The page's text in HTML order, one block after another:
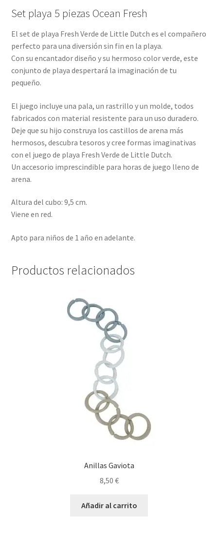
Set playa 5 piezas Ocean Fresh
El set de playa Fresh Verde de Little Dutch es el compañero
perfecto para una diversión sin fin en la playa.
Con su encantador diseño y su hermoso color verde, este
conjunto de playa despertará la imaginación de tu
pequeño.
El juego incluye una pala, un rastrillo y un molde, todos
fabricados con material resistente para un uso duradero.
Deje que su hijo construya los castillos de arena más
hermosos, descubra tesoros y cree formas imaginativas
con el juego de playa Fresh Verde de Little Dutch.
Un accesorio imprescindible para horas de juego lleno de
arena.
Altura del cubo: 9,5 cm.
Viene en red.
Apto para niños de 1 año en adelante.
Productos relacionados
Anillas Gaviota
8,50 €
Añadir al carrito